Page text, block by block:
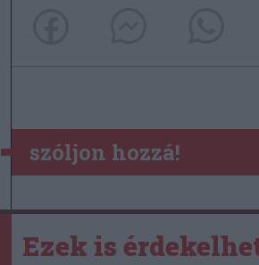
szóljon hozzá!
Ezek is